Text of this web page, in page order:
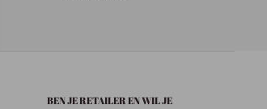
BEN JE RETAILER EN WIL JE